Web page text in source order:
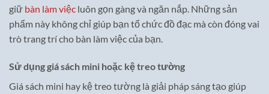
giữ bàn làm việc luôn gọn gàng và ngăn nắp. Những sản
phẩm này không chỉ giúp bạn tổ chức đồ đạc mà còn đóng vai
trò trang trí cho bàn làm việc của bạn.
Sử dụng giá sách mini hoặc kệ treo tường
Giá sách mini hay kệ treo tường là giải pháp sáng tạo giúp